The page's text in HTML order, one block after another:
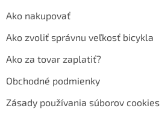
Ako nakupovať
Ako zvoliť správnu veľkosť bicykla
Ako za tovar zaplatiť?
Obchodné podmienky
Zásady používania súborov cookies